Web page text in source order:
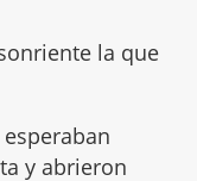
la que
y abrieron